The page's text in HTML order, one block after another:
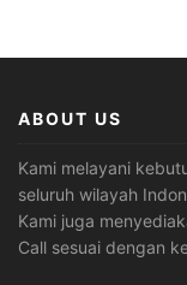
ABOUT US
Kami melayani
seluruh wilayah
Kami juga
Call sesuai dengan